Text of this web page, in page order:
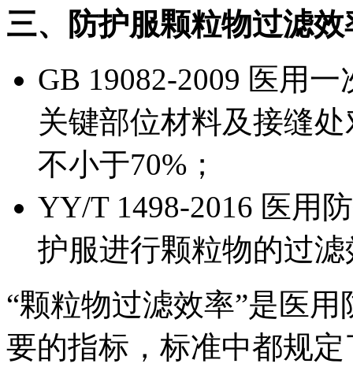
三、防护服颗粒物过滤
GB 19082-2009 医用
关键部位材料及接缝
不小于70%；
YY/T 1498-2016 医用
护服进行颗粒物的过
“颗粒物过滤效率”是医
要的指标，标准中都规